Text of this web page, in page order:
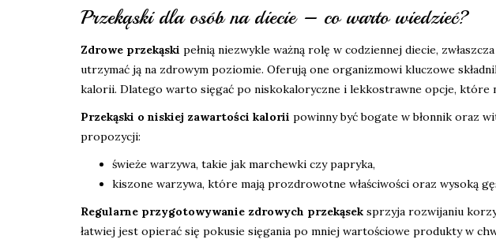
Przekąski dla osób na diecie – co warto wiedzieć?
Zdrowe przekąski pełnią niezwykle ważną rolę w codziennej diecie,
utrzymać ją na zdrowym poziomie. Oferują one organizmowi kluczowe
kalorii. Dlatego warto sięgać po niskokaloryczne i lekkostrawne opcje, które
Przekąski o niskiej zawartości kalorii powinny być bogate w błonnik oraz
propozycji:
świeże warzywa, takie jak marchewki czy papryka,
kiszone warzywa, które mają prozdrowotne właściwości oraz wysoką
Regularne przygotowywanie zdrowych przekąsek sprzyja rozwijaniu
łatwiej jest opierać się pokusie sięgania po mniej wartościowe produkty w